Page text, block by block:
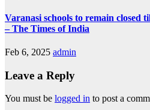
Varanasi schools to remain closed
– The Times of India
Feb 6, 2025 admin
Leave a Reply
You must be logged in to post a